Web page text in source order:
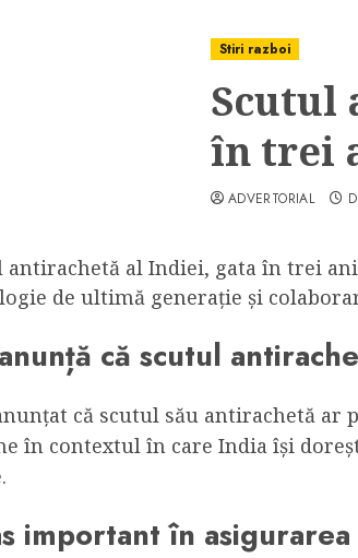
Stiri razboi
Scutul
în trei
ADVERTORIAL
antirachetă al Indiei, gata în trei
de ultimă generație și
că scutul
că scutul său antirachetă
în contextul în care India își
important în